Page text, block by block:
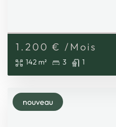
1.200 € /Mois
142 m² 3 1
nouveau